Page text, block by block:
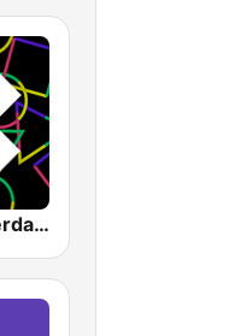
1.FM - Amsterdam Trance